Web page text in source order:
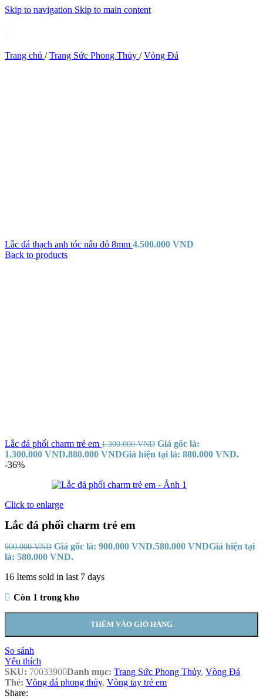
Skip to navigation Skip to main content
Trang chủ / Trang Sức Phong Thủy / Vòng Đá
Lắc đá thạch anh tóc nâu đỏ 8mm 4.500.000 VND
Back to products
Lắc đá phối charm trẻ em 1.300.000VND Giá gốc là:
1.300.000 VND.880.000 VNDGiá hiện tại là: 880.000 VND.
-36%
Click to enlarge
Lắc đá phối charm trẻ em
900.000VND Giá gốc là: 900.000 VND.580.000 VNDGiá hiện tại
là: 580.000 VND.
16 Items sold in last 7 days
Còn 1 trong kho
THÊM VÀO GIỎ HÀNG
So sánh
Yêu thích
SKU: 70033900Danh mục: Trang Sức Phong Thủy, Vòng Đá
Thẻ: Vòng đá phong thủy, Vòng tay trẻ em
Share: